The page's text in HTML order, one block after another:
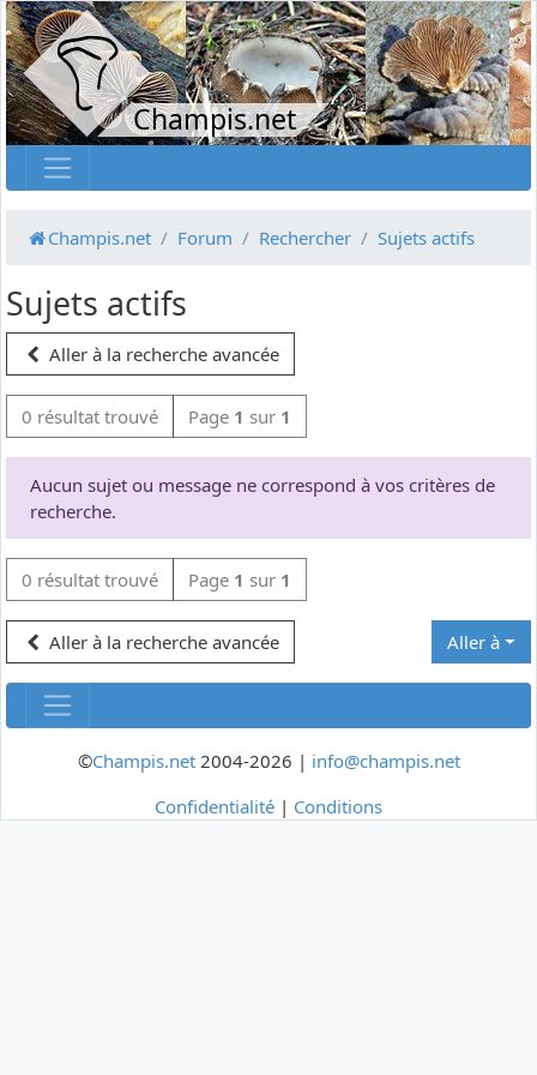
Champis.net
Champis.net Forum Rechercher Sujets actifs
Sujets actifs
Aller à la recherche avancée
0 résultat trouvé Page 1 sur 1
Aucun sujet ou message ne correspond à vos critères de
recherche.
0 résultat trouvé Page 1 sur 1
Aller à la recherche avancée Aller à
©Champis.net2004-2026 | info@champis.net
Confidentialité | Conditions